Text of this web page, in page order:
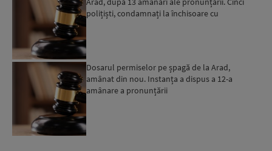
polițiști, condamnați la închisoare cu
Dosarul permiselor pe șpagă de la Arad,
amânat din nou. Instanța a dispus a 12-a
amânare a pronunțării